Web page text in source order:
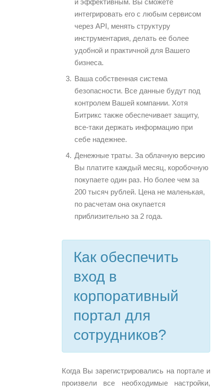
и эффективным. Вы сможете
интегрировать его с любым сервисом
через API, менять структуру
инструментария, делать ее более
удобной и практичной для Вашего
бизнеса.
Ваша собственная система
безопасности. Все данные будут под
контролем Вашей компании. Хотя
Битрикс также обеспечивает защиту,
все-таки держать информацию при
себе надежнее.
Денежные траты. За облачную версию
Вы платите каждый месяц, коробочную
покупаете один раз. Но более чем за
200 тысяч рублей. Цена не маленькая,
по расчетам она окупается
приблизительно за 2 года.
Как обеспечить
вход в
корпоративный
портал для
сотрудников?
Когда Вы зарегистрировались на портале и
произвели все необходимые настройки,